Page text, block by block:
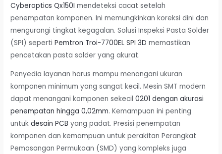
Cyberoptics Qx150I mendeteksi cacat setelah
penempatan komponen. Ini memungkinkan koreksi dini dan
mengurangi tingkat kegagalan. Solusi Inspeksi Pasta Solder
(SPI) sepertiPemtron Troi-7700EL SPI 3D memastikan
pencetakan pasta solder yang akurat.
Penyedia layanan harus mampu menangani ukuran
komponen minimum yang sangat kecil. Mesin SMT modern
dapat menangani komponen sekecil0201 dengan akurasi
penempatan hingga 0,02mm. Kemampuan ini penting
untukdesain PCB yang padat. Presisi penempatan
komponen dan kemampuan untuk perakitan Perangkat
Pemasangan Permukaan (SMD) yang kompleks juga